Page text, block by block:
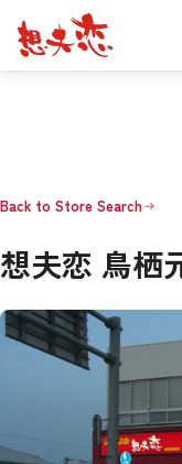
Back to Store Search
想夫恋 鳥栖